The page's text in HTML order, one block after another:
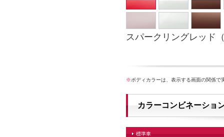
スパークリングレッド
※ボディカラーは、表示する画面の関係
カラーコンビネーショ
標準車